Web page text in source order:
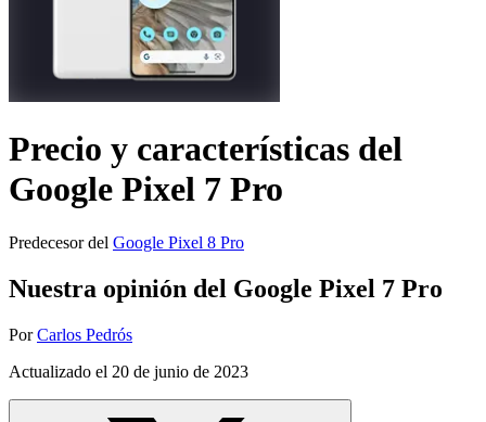
Precio y características del
Google Pixel 7 Pro
Predecesor del Google Pixel 8 Pro
Nuestra opinión del Google Pixel 7 Pro
Por Carlos Pedrós
Actualizado el 20 de junio de 2023